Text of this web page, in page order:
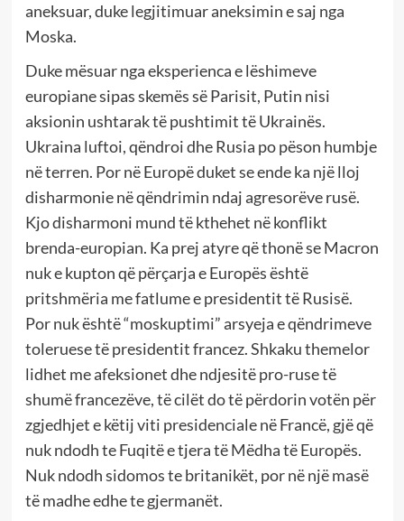
aneksuar, duke legjitimuar aneksimin e saj nga
Moska.
Duke mësuar nga eksperienca e lëshimeve
europiane sipas skemës së Parisit, Putin nisi
aksionin ushtarak të pushtimit të Ukrainës.
Ukraina luftoi, qëndroi dhe Rusia po pëson humbje
në terren. Por në Europë duket se ende ka një lloj
disharmonie në qëndrimin ndaj agresorëve rusë.
Kjo disharmoni mund të kthehet në konflikt
brenda-europian. Ka prej atyre që thonë se Macron
nuk e kupton që përçarja e Europës është
pritshmëria me fatlume e presidentit të Rusisë.
Por nuk është “moskuptimi” arsyeja e qëndrimeve
toleruese të presidentit francez. Shkaku themelor
lidhet me afeksionet dhe ndjesitë pro-ruse të
shumë francezëve, të cilët do të përdorin votën për
zgjedhjet e këtij viti presidenciale në Francë, gjë që
nuk ndodh te Fuqitë e tjera të Mëdha të Europës.
Nuk ndodh sidomos te britanikët, por në një masë
të madhe edhe te gjermanët.